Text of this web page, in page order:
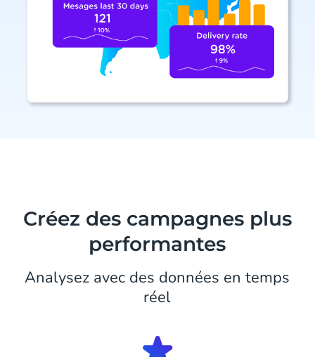
Créez des campagnes plus
performantes
Analysez avec des données en temps
réel